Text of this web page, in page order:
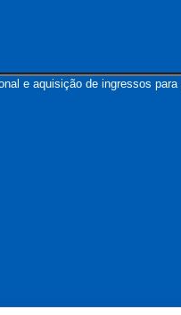
e aquisição de ingressos